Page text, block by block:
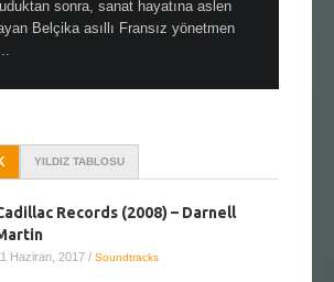
sonra, sanat hayatına aslen
Belçika asıllı Fransız yönetmen
YILDIZ TABLOSU
Records (2008) – Darnell
Haziran, 2017 / Soundtracks